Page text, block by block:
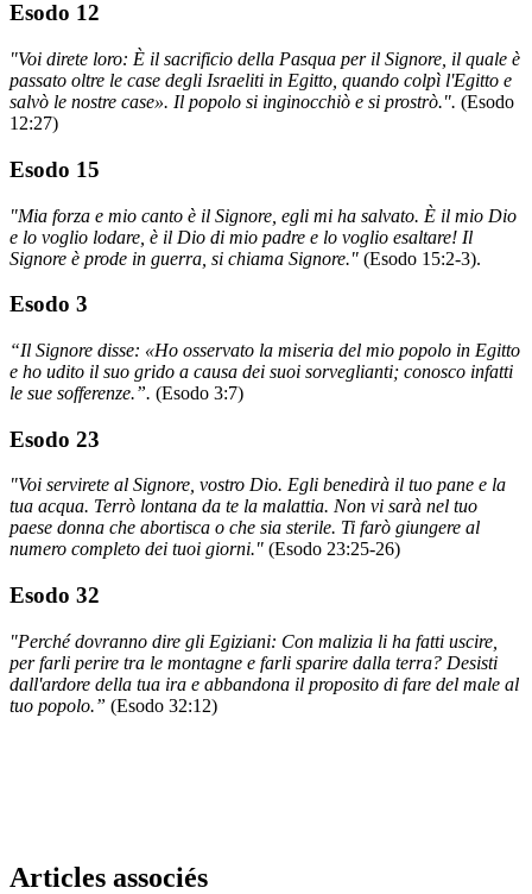
Esodo 12
"Voi direte loro: È il sacrificio della Pasqua per il Signore, il quale è
passato oltre le case degli Israeliti in Egitto, quando colpì l'Egitto e
salvò le nostre case». Il popolo si inginocchiò e si prostrò.". (Esodo
12:27)
Esodo 15
"Mia forza e mio canto è il Signore, egli mi ha salvato. È il mio Dio
e lo voglio lodare, è il Dio di mio padre e lo voglio esaltare! Il
Signore è prode in guerra, si chiama Signore." (Esodo 15:2-3).
Esodo 3
“Il Signore disse: «Ho osservato la miseria del mio popolo in Egitto
e ho udito il suo grido a causa dei suoi sorveglianti; conosco infatti
le sue sofferenze.”. (Esodo 3:7)
Esodo 23
"Voi servirete al Signore, vostro Dio. Egli benedirà il tuo pane e la
tua acqua. Terrò lontana da te la malattia. Non vi sarà nel tuo
paese donna che abortisca o che sia sterile. Ti farò giungere al
numero completo dei tuoi giorni." (Esodo 23:25-26)
Esodo 32
"Perché dovranno dire gli Egiziani: Con malizia li ha fatti uscire,
per farli perire tra le montagne e farli sparire dalla terra? Desisti
dall'ardore della tua ira e abbandona il proposito di fare del male al
tuo popolo.” (Esodo 32:12)
Articles associés